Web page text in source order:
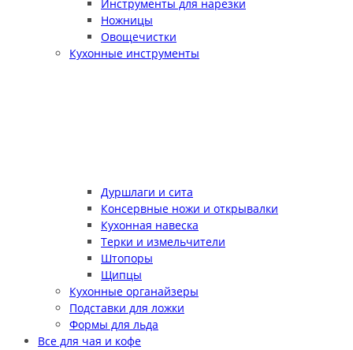
Инструменты для нарезки
Ножницы
Овощечистки
Кухонные инструменты
Дуршлаги и сита
Консервные ножи и открывалки
Кухонная навеска
Терки и измельчители
Штопоры
Щипцы
Кухонные органайзеры
Подставки для ложки
Формы для льда
Все для чая и кофе